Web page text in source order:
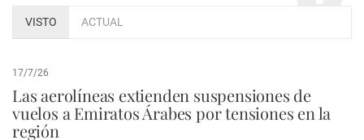
VISTO ACTUAL
17/7/26
Las aerolíneas extienden suspensiones de
vuelos a Emiratos Árabes por tensiones en la
región